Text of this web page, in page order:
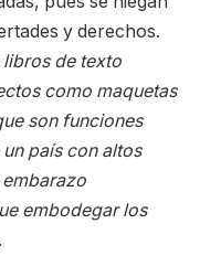
y derechos.
libros de texto
como maquetas
son funciones
país con altos
embodegar los